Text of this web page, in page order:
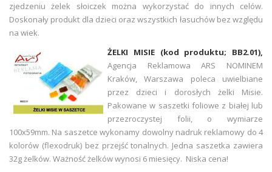
zjedzeniu żelek słoiczek można wykorzystać do innych celów.
Doskonały produkt dla dzieci oraz wszystkich łasuchów bez względu
na wiek.
ŻELKI MISIE (kod produktu; BB2.01),
Agencja Reklamowa ARS NOMINEM
Kraków, Warszawa poleca uwielbiane
przez dzieci i dorosłych żelki Misie.
Pakowane w saszetki foliowe z białej lub
przezroczystej folii, o wymiarze
100x59mm. Na saszetce wykonamy dowolny nadruk reklamowy do 4
kolorów (flexodruk) bez przejść tonalnych. Jedna saszetka zawiera
32g żelków. Ważność żelków wynosi 6 miesięcy. Niska cena!